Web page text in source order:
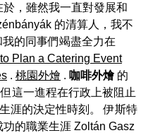
，雖然我一直對發展和
的清算人，我不
的同事們竭盡全力在
Plan a Catering Event
. 桃園外燴 . 咖啡外燴的
這一進程在行政上被阻止
涯的決定性時刻。 伊斯特
功的職業生涯 Zoltán Gasz